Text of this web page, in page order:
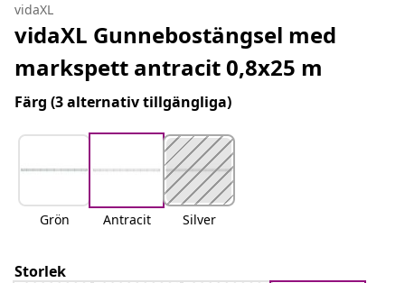
vidaXL
vidaXL Gunnebostängsel med
markspett antracit 0,8x25 m
Färg (3 alternativ tillgängliga)
Grön Antracit Silver
Storlek